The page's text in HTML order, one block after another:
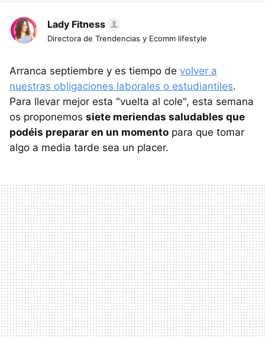
Lady Fitness
Directora de Trendencias y Ecomm lifestyle
Arranca septiembre y es tiempo de volver a
nuestras obligaciones laborales o estudiantiles.
Para llevar mejor esta "vuelta al cole", esta semana
os proponemos siete meriendas saludables que
podéis preparar en un momento para que tomar
algo a media tarde sea un placer.